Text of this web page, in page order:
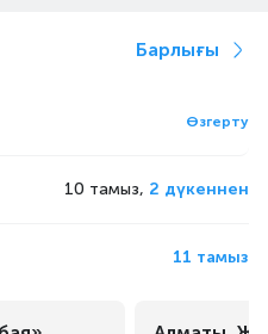
Барлығы
Өзгерту
10 тамыз, 2 дүкеннен
11 тамыз